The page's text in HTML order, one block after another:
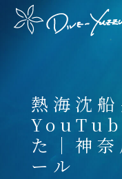
熱海沈船
た｜神
ール